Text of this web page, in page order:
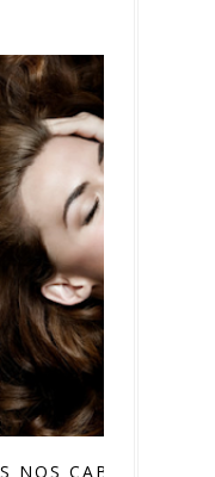
NOS CABELOS